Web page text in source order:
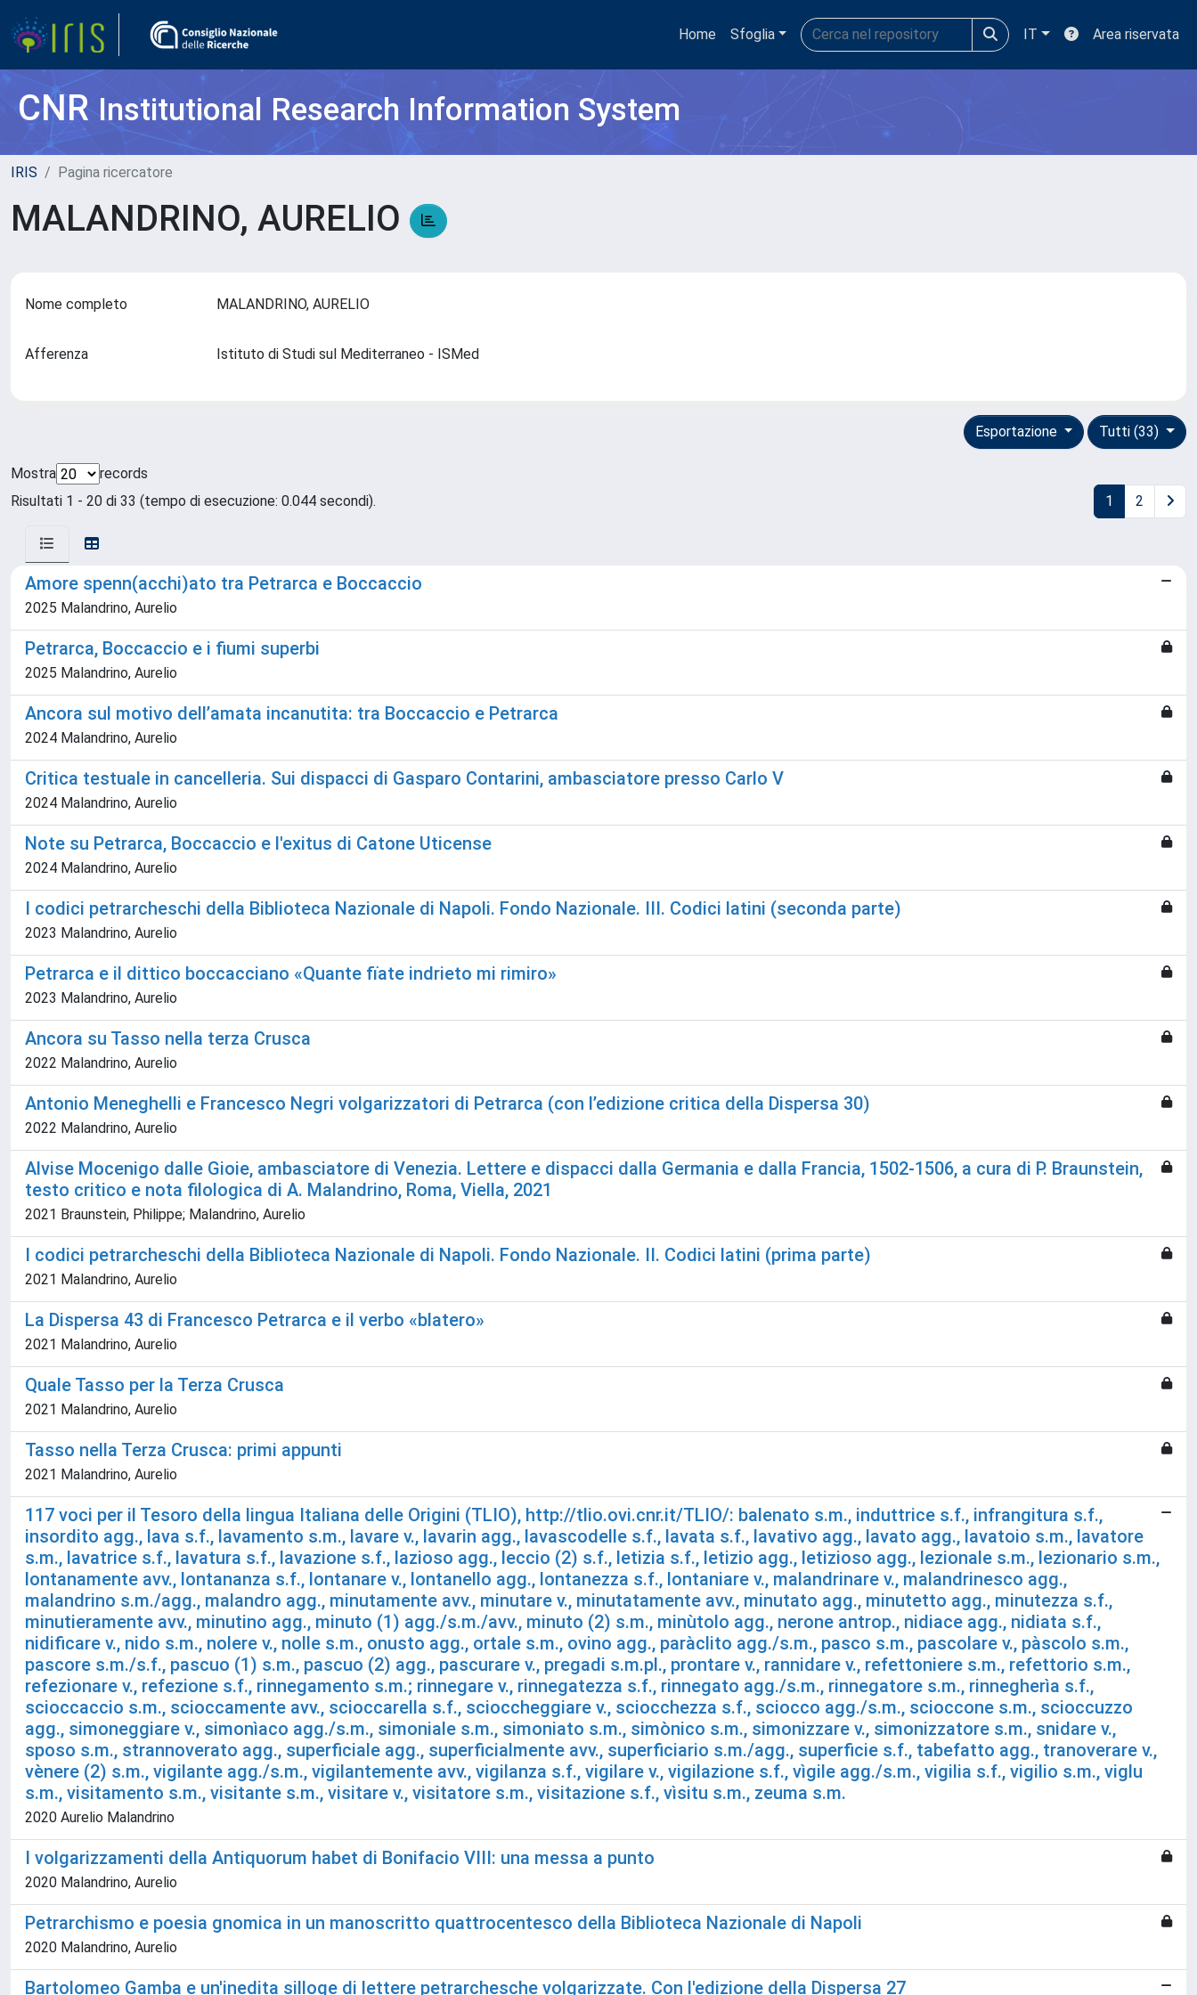
Home Sfoglia IT Area riservata
CNRInstitutional Research Information System
IRIS Pagina ricercatore
MALANDRINO, AURELIO
Nome completo MALANDRINO, AURELIO
Afferenza Istituto di Studi sul Mediterraneo - ISMed
Tutti (33)
Esportazione
Mostra
records
Risultati 1 - 20 di 33 (tempo di esecuzione: 0.044 secondi).
1 2
Amore spenn(acchi)ato tra Petrarca e Boccaccio
2025 Malandrino, Aurelio
Petrarca, Boccaccio e i fiumi superbi
2025 Malandrino, Aurelio
Ancora sul motivo dell’amata incanutita: tra Boccaccio e Petrarca
2024 Malandrino, Aurelio
Critica testuale in cancelleria. Sui dispacci di Gasparo Contarini, ambasciatore presso Carlo V
2024 Malandrino, Aurelio
Note su Petrarca, Boccaccio e l'exitus di Catone Uticense
2024 Malandrino, Aurelio
I codici petrarcheschi della Biblioteca Nazionale di Napoli. Fondo Nazionale. III. Codici latini (seconda parte)
2023 Malandrino, Aurelio
Petrarca e il dittico boccacciano «Quante fïate indrieto mi rimiro»
2023 Malandrino, Aurelio
Ancora su Tasso nella terza Crusca
2022 Malandrino, Aurelio
Antonio Meneghelli e Francesco Negri volgarizzatori di Petrarca (con l’edizione critica della Dispersa 30)
2022 Malandrino, Aurelio
Alvise Mocenigo dalle Gioie, ambasciatore di Venezia. Lettere e dispacci dalla Germania e dalla Francia, 1502-1506, a cura di P. Braunstein,
testo critico e nota filologica di A. Malandrino, Roma, Viella, 2021
2021 Braunstein, Philippe; Malandrino, Aurelio
I codici petrarcheschi della Biblioteca Nazionale di Napoli. Fondo Nazionale. II. Codici latini (prima parte)
2021 Malandrino, Aurelio
La Dispersa 43 di Francesco Petrarca e il verbo «blatero»
2021 Malandrino, Aurelio
Quale Tasso per la Terza Crusca
2021 Malandrino, Aurelio
Tasso nella Terza Crusca: primi appunti
2021 Malandrino, Aurelio
117 voci per il Tesoro della lingua Italiana delle Origini (TLIO), http://tlio.ovi.cnr.it/TLIO/: balenato s.m., induttrice s.f., infrangitura s.f.,
insordito agg., lava s.f., lavamento s.m., lavare v., lavarin agg., lavascodelle s.f., lavata s.f., lavativo agg., lavato agg., lavatoio s.m., lavatore
s.m., lavatrice s.f., lavatura s.f., lavazione s.f., lazioso agg., leccio (2) s.f., letizia s.f., letizio agg., letizioso agg., lezionale s.m., lezionario s.m.,
lontanamente avv., lontananza s.f., lontanare v., lontanello agg., lontanezza s.f., lontaniare v., malandrinare v., malandrinesco agg.,
malandrino s.m./agg., malandro agg., minutamente avv., minutare v., minutatamente avv., minutato agg., minutetto agg., minutezza s.f.,
minutieramente avv., minutino agg., minuto (1) agg./s.m./avv., minuto (2) s.m., minùtolo agg., nerone antrop., nidiace agg., nidiata s.f.,
nidificare v., nido s.m., nolere v., nolle s.m., onusto agg., ortale s.m., ovino agg., paràclito agg./s.m., pasco s.m., pascolare v., pàscolo s.m.,
pascore s.m./s.f., pascuo (1) s.m., pascuo (2) agg., pascurare v., pregadi s.m.pl., prontare v., rannidare v., refettoniere s.m., refettorio s.m.,
refezionare v., refezione s.f., rinnegamento s.m.; rinnegare v., rinnegatezza s.f., rinnegato agg./s.m., rinnegatore s.m., rinnegherìa s.f.,
scioccaccio s.m., scioccamente avv., scioccarella s.f., scioccheggiare v., sciocchezza s.f., sciocco agg./s.m., scioccone s.m., scioccuzzo
agg., simoneggiare v., simonìaco agg./s.m., simoniale s.m., simoniato s.m., simònico s.m., simonizzare v., simonizzatore s.m., snidare v.,
sposo s.m., strannoverato agg., superficiale agg., superficialmente avv., superficiario s.m./agg., superficie s.f., tabefatto agg., tranoverare v.,
vènere (2) s.m., vigilante agg./s.m., vigilantemente avv., vigilanza s.f., vigilare v., vigilazione s.f., vìgile agg./s.m., vigilia s.f., vigilio s.m., viglu
s.m., visitamento s.m., visitante s.m., visitare v., visitatore s.m., visitazione s.f., vìsitu s.m., zeuma s.m.
2020 Aurelio Malandrino
I volgarizzamenti della Antiquorum habet di Bonifacio VIII: una messa a punto
2020 Malandrino, Aurelio
Petrarchismo e poesia gnomica in un manoscritto quattrocentesco della Biblioteca Nazionale di Napoli
2020 Malandrino, Aurelio
Bartolomeo Gamba e un'inedita silloge di lettere petrarchesche volgarizzate. Con l'edizione della Dispersa 27